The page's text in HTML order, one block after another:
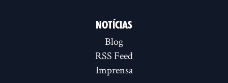
NOTÍCIAS
Blog
RSS Feed
Imprensa